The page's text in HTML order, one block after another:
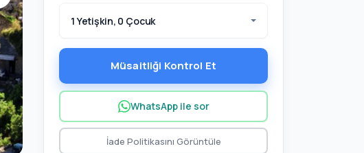
1 Yetişkin, 0 Çocuk
Müsaitliği Kontrol Et
WhatsApp ile sor
İade Politikasını Görüntüle